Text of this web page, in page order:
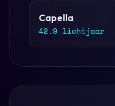
Capella
42.9 lichtjaar